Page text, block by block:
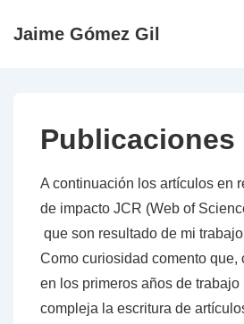
Saltar
Jaime Gómez Gil
Publicaciones
A continuación los artículos en
de impacto JCR (Web of
que son resultado de mi
Como curiosidad comento que,
en los primeros años de
compleja la escritura de